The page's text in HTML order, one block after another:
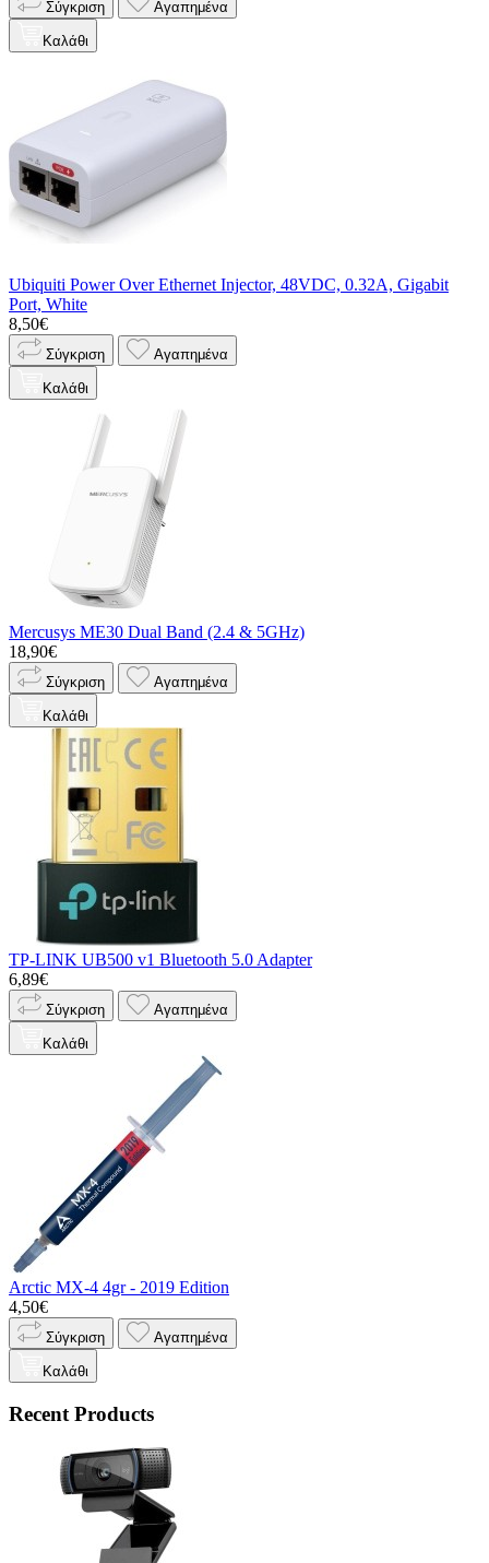
Σύγκριση Αγαπημένα
Καλάθι
Ubiquiti Power Over Ethernet Injector, 48VDC, 0.32A, Gigabit
Port, White
8,50€
Σύγκριση Αγαπημένα
Καλάθι
Mercusys ME30 Dual Band (2.4 & 5GHz)
18,90€
Σύγκριση Αγαπημένα
Καλάθι
TP-LINK UB500 v1 Bluetooth 5.0 Adapter
6,89€
Σύγκριση Αγαπημένα
Καλάθι
Arctic MX-4 4gr - 2019 Edition
4,50€
Σύγκριση Αγαπημένα
Καλάθι
Recent Products